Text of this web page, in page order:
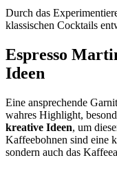
Durch das
klassischen Cocktails
Espresso
Ideen
Eine ansprechende
wahres Highlight,
kreative Ideen, um
Kaffeebohnen sind eine
sondern auch das